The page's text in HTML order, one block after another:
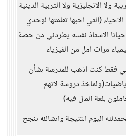
ولا الانجليزية ولا التربية الدينية
الاحياء (التي احبها تعلمتها لوحدي
الاستاذ نفسه يطردني من حصة
مرات امل من الفيزياء
فقط كنت اذهب للمدرسة بشأن
دروسة لانهم
بلغة المال فيه)
اليوم النتيجة وانشالله ننجح